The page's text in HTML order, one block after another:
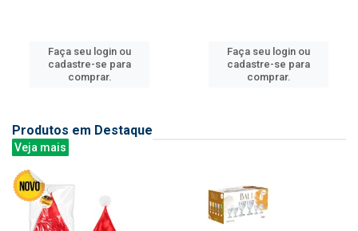
Faça seu login ou
cadastre-se para
comprar.
Faça seu login ou
cadastre-se para
comprar.
Produtos em Destaque
Veja mais